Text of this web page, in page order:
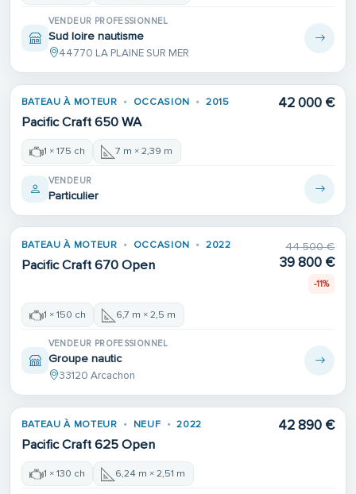
VENDEUR PROFESSIONNEL
Sud loire nautisme
44770 LA PLAINE SUR MER
BATEAU À MOTEUR OCCASION 2015
Pacific Craft 650 WA
42 000 €
1 × 175 ch 7 m × 2,39 m
VENDEUR
Particulier
BATEAU À MOTEUR OCCASION 2022
Pacific Craft 670 Open
44 500 €
39 800 €
-11%
1 × 150 ch 6,7 m × 2,5 m
VENDEUR PROFESSIONNEL
Groupe nautic
33120 Arcachon
BATEAU À MOTEUR NEUF 2022
Pacific Craft 625 Open
42 890 €
1 × 130 ch 6,24 m × 2,51 m